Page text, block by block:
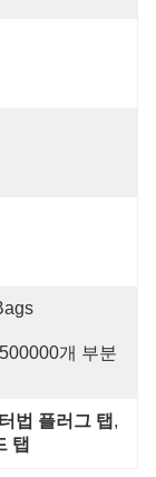
개 부분
법 플러그 탭
탭